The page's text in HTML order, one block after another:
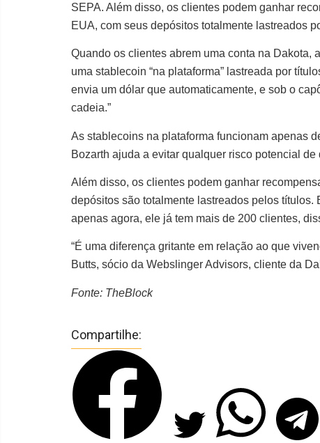
SEPA. Além disso, os clientes podem ganhar
EUA, com seus depósitos totalmente lastreados
Quando os clientes abrem uma conta na Dakota,
uma stablecoin “na plataforma” lastreada por
envia um dólar que automaticamente, e sob o
cadeia.”
As stablecoins na plataforma funcionam apenas
Bozarth ajuda a evitar qualquer risco potencial de
Além disso, os clientes podem ganhar
depósitos são totalmente lastreados pelos
apenas agora, ele já tem mais de 200 clientes,
“É uma diferença gritante em relação ao que
Butts, sócio da Webslinger Advisors, cliente da
Fonte: TheBlock
Compartilhe: